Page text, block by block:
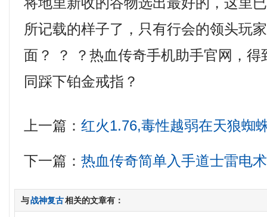
所记载的样子了，只有行会的领头玩
面？ ？ ？热血传奇手机助手官网，得
同踩下铂金戒指？
上一篇：红火1.76,毒性越弱在天狼蜘
下一篇：热血传奇简单入手道士雷电术
与战神复古相关的文章有：